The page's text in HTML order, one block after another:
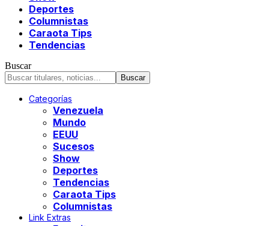
Deportes
Columnistas
Caraota Tips
Tendencias
Buscar
Categorías
Venezuela
Mundo
EEUU
Sucesos
Show
Deportes
Tendencias
Caraota Tips
Columnistas
Link Extras